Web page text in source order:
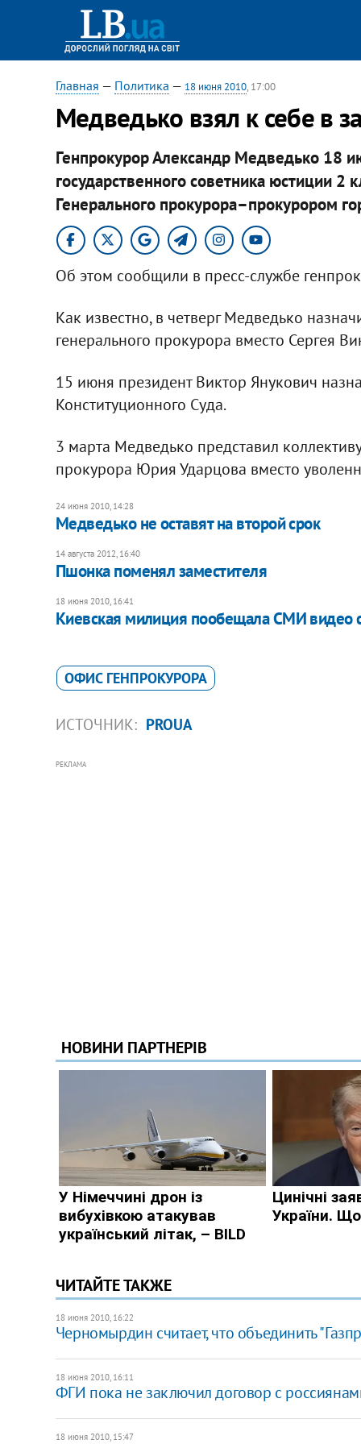
Главная — Политика — 18 июня 2010, 17:00
Медведько взял к себе в
Генпрокурор Александр Медведько 18
государственного советника юстиции
Генерального прокурора–прокурором
Об этом сообщили в пресс-службе
Как известно, в четверг Медведько
генерального прокурора вместо Сергея
15 июня президент Виктор Янукович
Конституционного Суда.
3 марта Медведько представил
прокурора Юрия Ударцова вместо
24 июня 2010, 14:28
Медведько не оставят на второй срок
14 августа 2012, 16:40
Пшонка поменял заместителя
18 июня 2010, 16:41
Киевская милиция пообещала СМИ видео
ОФИС ГЕНПРОКУРОРА
ИСТОЧНИК: PROUA
РЕКЛАМА
ЧИТАЙТЕ ТАКЖЕ
18 июня 2010, 16:22
Черномырдин считает, что объединить
18 июня 2010, 16:11
ФГИ пока не заключил договор с
18 июня 2010, 15:47